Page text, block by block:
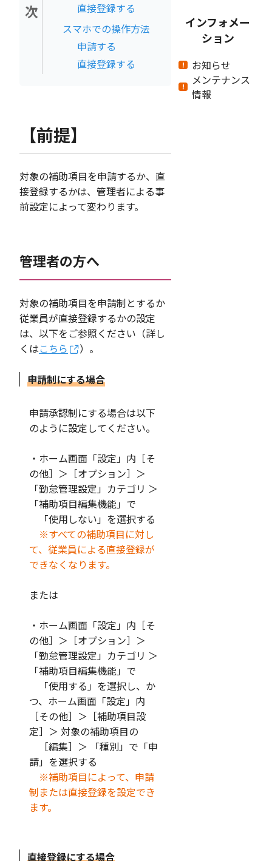
次
直接登録する
スマホでの操作方法
申請する
直接登録する
【前提】
対象の補助項目を申請するか、直
接登録するかは、管理者による事
前設定によって変わります。
管理者の方へ
対象の補助項目を申請制とするか
従業員が直接登録するかの設定
は、以下をご参照ください（詳し
くはこちら ）。
申請制にする場合
申請承認制にする場合は以下
のように設定してください。
・ホーム画面「設定」内［そ
の他］＞［オプション］＞
「勤怠管理設定」カテゴリ ＞
「補助項目編集機能」で
「使用しない」を選択する
※すべての補助項目に対し
て、従業員による直接登録が
できなくなります。
または
・ホーム画面「設定」内［そ
の他］＞［オプション］＞
「勤怠管理設定」カテゴリ ＞
「補助項目編集機能」で
「使用する」を選択し、か
つ、ホーム画面「設定」内
［その他］＞［補助項目設
定］＞ 対象の補助項目の
［編集］＞ 「種別」で「申
請」を選択する
※補助項目によって、申請
制または直接登録を設定でき
ます。
直接登録にする場合
インフォメー
ション
お知らせ
メンテナンス
情報